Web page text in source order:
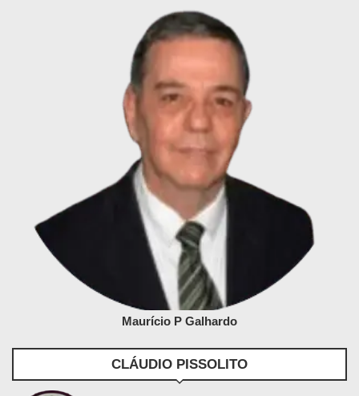
Maurício P Galhardo
CLÁUDIO PISSOLITO